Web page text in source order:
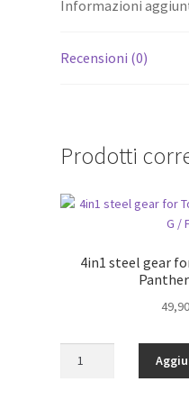
Informazioni
Recensioni (0)
Prodotti
4in1 steel gear